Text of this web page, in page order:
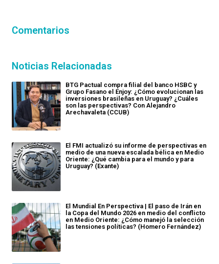
Comentarios
Noticias Relacionadas
BTG Pactual compra filial del banco HSBC y
Grupo Fasano el Enjoy: ¿Cómo evolucionan las
inversiones brasileñas en Uruguay? ¿Cuáles
son las perspectivas? Con Alejandro
Arechavaleta (CCUB)
El FMI actualizó su informe de perspectivas en
medio de una nueva escalada bélica en Medio
Oriente: ¿Qué cambia para el mundo y para
Uruguay? (Exante)
El Mundial En Perspectiva | El paso de Irán en
la Copa del Mundo 2026 en medio del conflicto
en Medio Oriente: ¿Cómo manejó la selección
las tensiones políticas? (Homero Fernández)